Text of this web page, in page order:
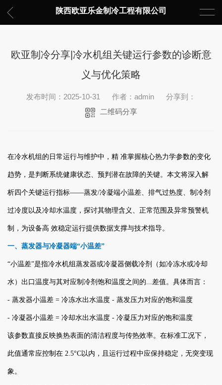
陕西欧亚乐金制冷工程有限公司
欧亚制冷分享|冷水机组关键运行参数的诊断意
义与优化策略
发布时间：2025-10-31 作者：admin
分享到：
二维码分享
在冷水机组 的日常运行与维护中，精 准掌握核心热力学参数的变化
趋势，是判断系统健康状态、预判潜在故障的关键。本文将深入解
析四个关键运行指标——蒸发/冷凝端小温差、排气过热度、制冷剂
过冷度以及冷却水温度，探讨其物理含义、正常范围及异常预警机
制，为设备高 效稳定运行提供数据支撑与技术指导。
一、蒸发器与冷凝器端“小温差”
“小温差”是指冷水机组蒸发器或冷凝器侧载冷剂（如冷冻水或冷却
水）出口温度与其对应制冷剂饱和温度之间的...差值。具体而言：
- 蒸发器小温差 = 冷冻水出水温度 - 蒸发压力对应的饱和温度
- 冷凝器小温差 = 冷却水出水温度 - 冷凝压力对应的饱和温度
该参数直接反映换热表面的清洁程度与传热效率。在标准工况下，
此值通常应控制在 2.5°C以内，且运行过程中应保持稳定，无突变现
象。